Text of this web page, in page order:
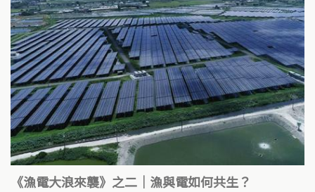
《漁電大浪來襲》之二｜漁與電如何共生？